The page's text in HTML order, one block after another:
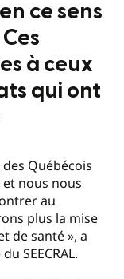
ce sens
à ceux
qui ont
Québécois
nous nous
au
plus la mise
de santé », a
SEECRAL.